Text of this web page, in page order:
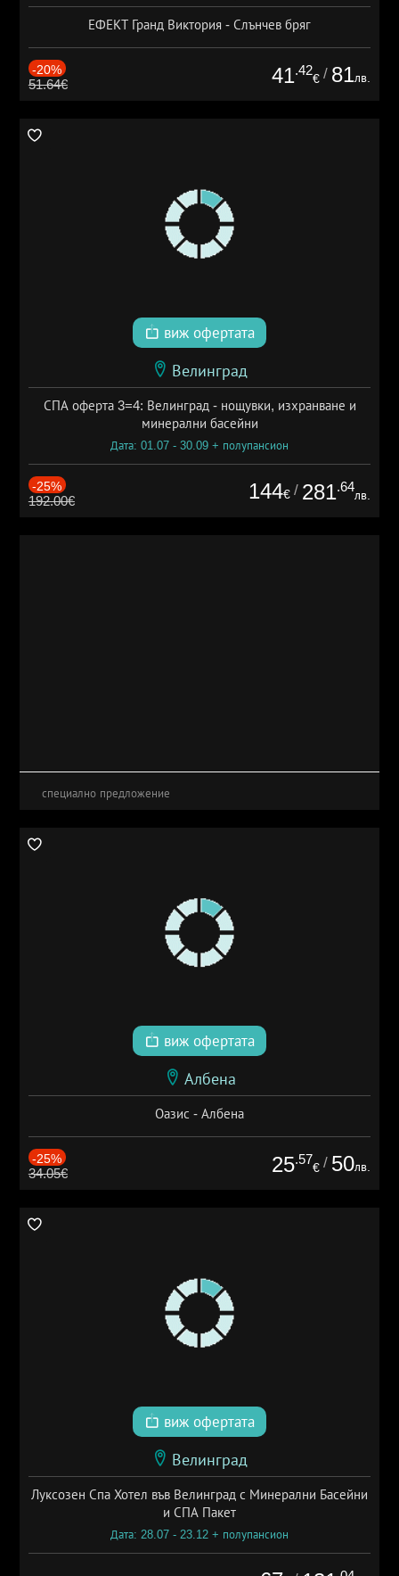
ЕФЕКТ Гранд Виктория - Слънчев бряг
-20%
51.64€ 41.42
€ / 81лв.
виж офертата
Велинград
СПА оферта 3=4: Велинград - нощувки, изхранване и
минерални басейни
Дата: 01.07 - 30.09 + полупансион
-25%
192.00€ 144€ / 281.64
лв.
специално предложение
виж офертата
Албена
Оазис - Албена
-25%
34.05€ 25.57
€ / 50лв.
виж офертата
Велинград
Луксозен Спа Хотел във Велинград с Минерални Басейни
и СПА Пакет
Дата: 28.07 - 23.12 + полупансион